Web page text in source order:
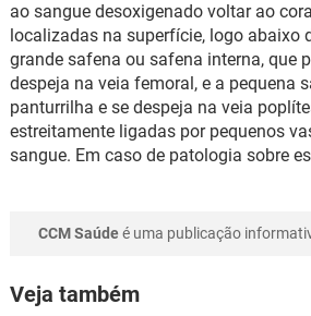
ao sangue desoxigenado voltar ao
localizadas na superfície, logo abaixo
grande safena ou safena interna, que
despeja na veia femoral, e a pequena
panturrilha e se despeja na veia
estreitamente ligadas por pequenos
sangue. Em caso de patologia sobre
CCM Saúdeé uma publicação
Veja também